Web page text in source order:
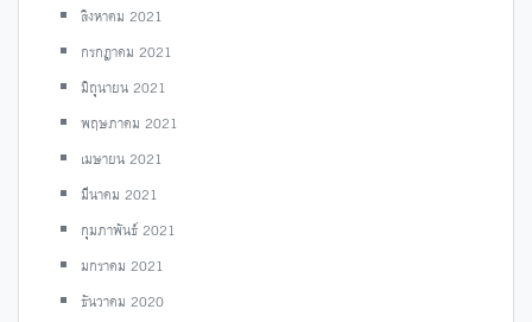
สิงหาคม 2021
กรกฎาคม 2021
มิถุนายน 2021
พฤษภาคม 2021
เมษายน 2021
มีนาคม 2021
กุมภาพันธ์ 2021
มกราคม 2021
ธันวาคม 2020